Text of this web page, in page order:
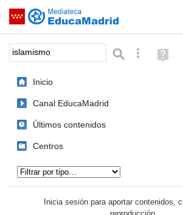
Saltar navegación
Palabra o frase: BúsquedaAyuda
(en
Inicio
Canal EducaMadrid
Últimos contenidos
Centros
Inicia sesión para aportar contenidos,